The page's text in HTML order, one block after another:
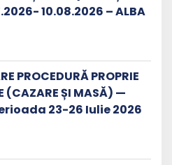
10.08.2026 – ALBA
PROCEDURĂ PROPRIE
(CAZARE ȘI MASĂ) —
23-26 Iulie 2026